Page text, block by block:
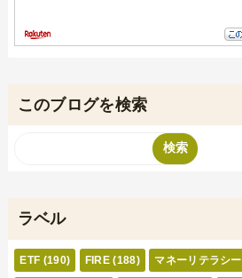
このブログを検索
ラベル
ETF (190) FIRE (188) マネーリテラシー